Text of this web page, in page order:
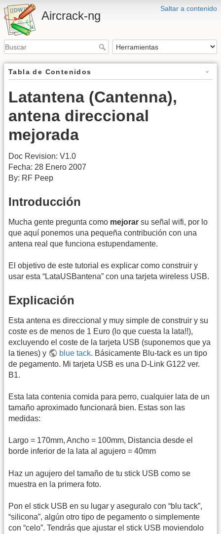
Saltar a contenido
Aircrack-ng
Tabla de Contenidos
Latantena (Cantenna),
antena direccional
mejorada
Doc Revision: V1.0
Fecha: 28 Enero 2007
By: RF Peep
Introducción
Mucha gente pregunta como mejorar su señal wifi, por lo
que aquí ponemos una pequeña contribución con una
antena real que funciona estupendamente.
El objetivo de este tutorial es explicar como construir y
usar esta “LataUSBantena” con una tarjeta wireless USB.
Explicación
Esta antena es direccional y muy simple de construir y su
coste es de menos de 1 Euro (lo que cuesta la lata!!),
excluyendo el coste de la tarjeta USB (suponemos que ya
la tienes) y
blue tack. Básicamente Blu-tack es un tipo
de pegamento. Mi tarjeta USB es una D-Link G122 ver.
B1.
Esta lata contenia comida para perro, cualquier lata de un
tamaño aproximado funcionará bien. Estas son las
medidas:
Largo = 170mm, Ancho = 100mm, Distancia desde el
borde inferior de la lata al agujero = 40mm
Haz un agujero del tamaño de tu stick USB como se
muestra en la primera foto.
Pon el stick USB en su lugar y aseguralo con “blu tack”,
“silicona”, algún otro tipo de pegamento o simplemente
con “celo”. Tendrás que ajustar el stick USB moviendolo